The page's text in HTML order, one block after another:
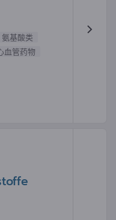
氨基酸类
血管药物